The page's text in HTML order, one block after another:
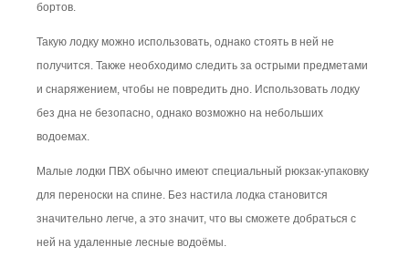
бортов.
Такую лодку можно использовать, однако стоять в ней не
получится. Также необходимо следить за острыми предметами
и снаряжением, чтобы не повредить дно. Использовать лодку
без дна не безопасно, однако возможно на небольших
водоемах.
Малые лодки ПВХ обычно имеют специальный рюкзак-упаковку
для переноски на спине. Без настила лодка становится
значительно легче, а это значит, что вы сможете добраться с
ней на удаленные лесные водоёмы.